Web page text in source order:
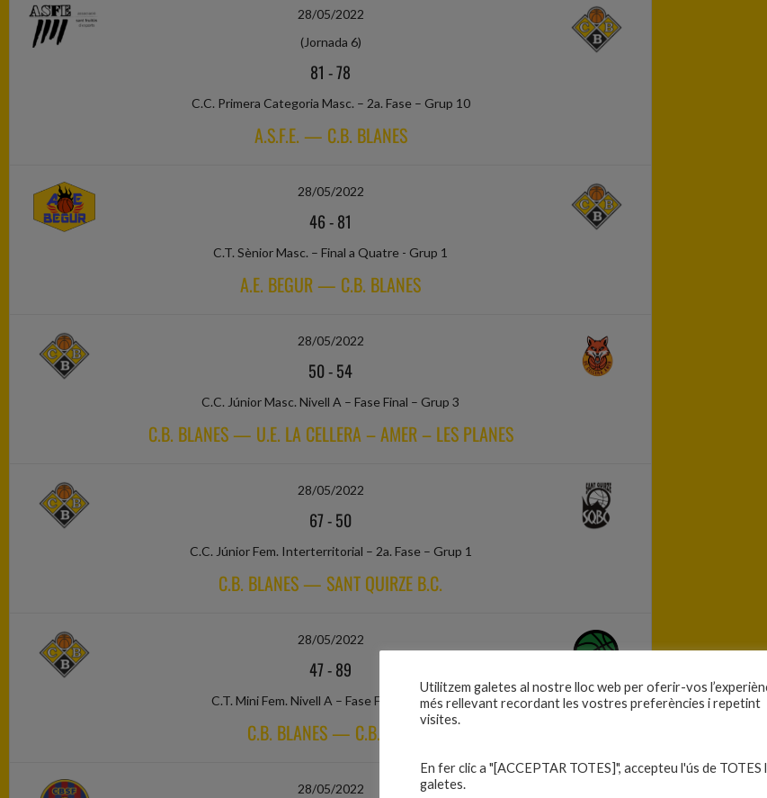
28/05/2022
(Jornada 6)
81 -78
C.C. Primera Categoria Masc. – 2a. Fase – Grup 10
A.S.F.E. — C.B. BLANES
28/05/2022
46-81
C.T. Sènior Masc. – Final a Quatre - Grup 1
A.E. BEGUR — C.B. BLANES
28/05/2022
50-54
C.C. Júnior Masc. Nivell A – Fase Final – Grup 3
C.B. BLANES — U.E. LA CELLERA – AMER – LES PLANES
28/05/2022
67-50
C.C. Júnior Fem. Interterritorial – 2a. Fase – Grup 1
C.B. BLANES — SANT QUIRZE B.C.
28/05/2022
47-89
C.T. Mini Fem. Nivell A – Fase Final – Grup 1
C.B. BLANES — C.B. SALT
28/05/2022
Utilitzem galetes al nostre lloc web per oferir-vos
més rellevant recordant les vostres preferències i repetint
visites.
En fer clic a "[ACCEPTAR TOTES]", accepteu l'ús de TOTES
galetes.